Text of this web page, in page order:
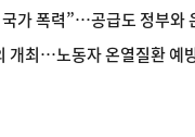
가 폭력”…공급도 정부와
개최…노동자 온열질환 예